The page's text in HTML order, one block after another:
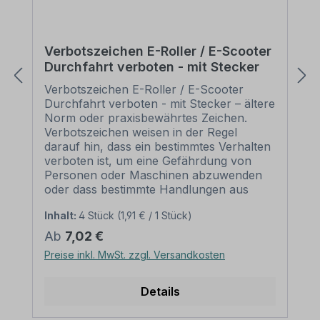
Verbotszeichen E-Roller / E-Scooter
Durchfahrt verboten - mit Stecker
Verbotszeichen E-Roller / E-Scooter
Durchfahrt verboten - mit Stecker – ältere
Norm oder praxisbewährtes Zeichen.
Verbotszeichen weisen in der Regel
darauf hin, dass ein bestimmtes Verhalten
verboten ist, um eine Gefährdung von
Personen oder Maschinen abzuwenden
oder dass bestimmte Handlungen aus
Merkmale des Verbotszeichens E-Roller /
E-Scooter Durchfahrt verboten - mit
Stecker: Ausführung: Grundfarbe weiß,
Rand und Querbalken rot, Symbol
Material: Selbstklebende Folie PVC -
Inhalt: 4 Stück (1,91 € / 1 Stück)
Regulärer Preis:
Ab 7,02 €
Preise inkl. MwSt. zzgl. Versandkosten
Details